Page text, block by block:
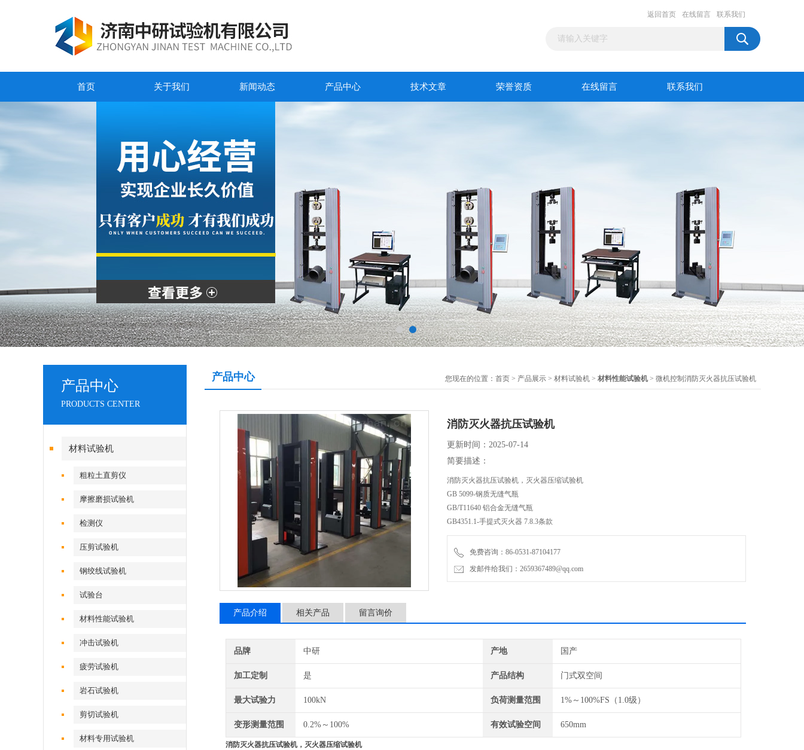
返回首页 在线留言 联系我们
首页 关于我们 新闻动态 产品中心 技术文章 荣誉资质 在线留言 联系我们
产品中心
PRODUCTS CENTER
材料试验机
粗粒土直剪仪
摩擦磨损试验机
检测仪
压剪试验机
钢绞线试验机
试验台
材料性能试验机
冲击试验机
疲劳试验机
岩石试验机
剪切试验机
材料专用试验机
产品中心 您现在的位置： 首页 > 产品展示 > 材料试验机 > 材料性能试验机 > 微机控制消防灭火器抗压试验机
消防灭火器抗压试验机
更新时间：2025-07-14
简要描述：
消防灭火器抗压试验机，灭火器压缩试验机
GB 5099-钢质无缝气瓶
GB/T11640 铝合金无缝气瓶
GB4351.1-手提式灭火器 7.8.3条款
ISO7165 消防 手提式灭火器 性能和结构要求(英文版)
免费咨询：86-0531-87104177
发邮件给我们：2659367489@qq.com
产品介绍 相关产品 留言询价
品牌 中研 产地 国产
加工定制 是 产品结构 门式双空间
最大试验力 100kN 负荷测量范围 1%～100%FS（1.0级）
变形测量范围 0.2%～100% 有效试验空间 650mm
消防灭火器抗压试验机，灭火器压缩试验机